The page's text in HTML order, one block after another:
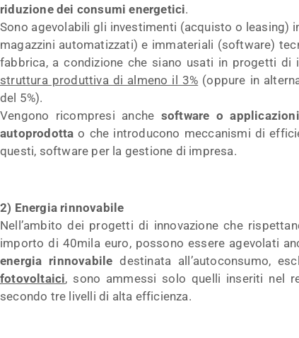
riduzione dei consumi energetici.
Sono agevolabili gli investimenti (acquisto o leasing)
magazzini automatizzati) e immateriali (software)
fabbrica, a condizione che siano usati in progetti di
struttura produttiva di almeno il 3% (oppure in
del 5%).
Vengono ricompresi anche software o
autoprodotta o che introducono meccanismi di
questi, software per la gestione di impresa.
2) Energia rinnovabile
Nell’ambito dei progetti di innovazione che
importo di 40mila euro, possono essere agevolati
energia rinnovabile destinata all’autoconsumo,
fotovoltaici, sono ammessi solo quelli inseriti nel
secondo tre livelli di alta efficienza.